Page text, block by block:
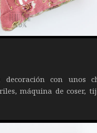
con unos
máquina de coser,